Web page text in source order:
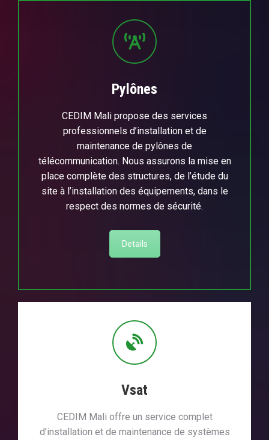
Pylônes
CEDIM Mali propose des services
professionnels d’installation et de
maintenance de pylônes de
télécommunication. Nous assurons la mise en
place complète des structures, de l’étude du
site à l’installation des équipements, dans le
respect des normes de sécurité.
Details
Vsat
CEDIM Mali offre un service complet
d’installation et de maintenance de systèmes